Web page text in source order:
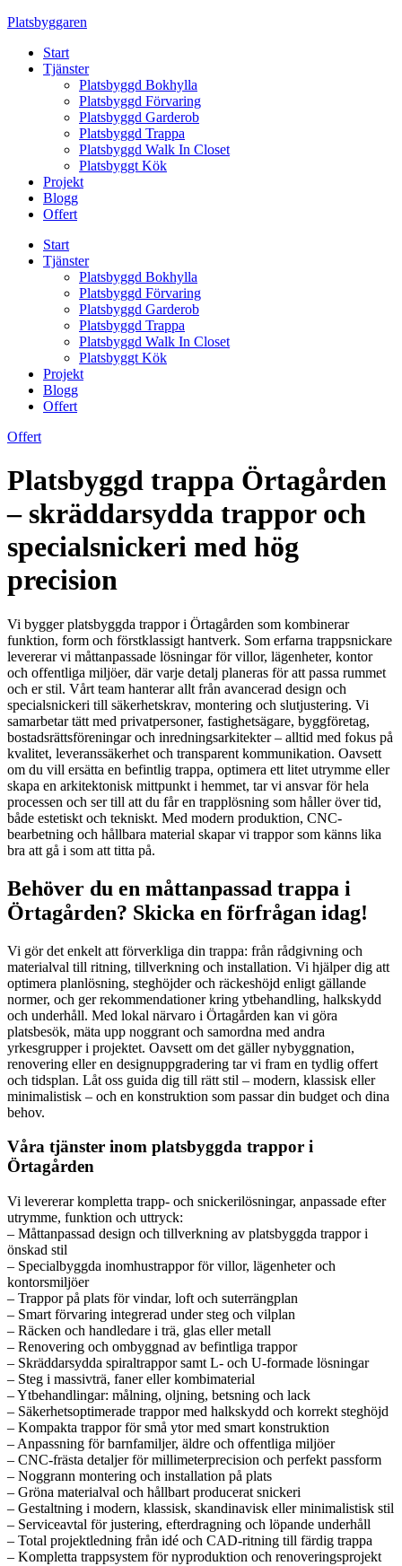
Skip
content
Platsbyggaren
Start
Tjänster
Platsbyggd Bokhylla
Platsbyggd Förvaring
Platsbyggd Garderob
Platsbyggd Trappa
Platsbyggd Walk In Closet
Platsbyggt Kök
Projekt
Blogg
Offert
Start
Tjänster
Platsbyggd Bokhylla
Platsbyggd Förvaring
Platsbyggd Garderob
Platsbyggd Trappa
Platsbyggd Walk In Closet
Platsbyggt Kök
Projekt
Blogg
Offert
Offert
Platsbyggd trappa Örtagården
– skräddarsydda trappor och
specialsnickeri med hög
precision
Vi bygger platsbyggda trappor i Örtagården som kombinerar
funktion, form och förstklassigt hantverk. Som erfarna trappsnickare
levererar vi måttanpassade lösningar för villor, lägenheter, kontor
och offentliga miljöer, där varje detalj planeras för att passa rummet
och er stil. Vårt team hanterar allt från avancerad design och
specialsnickeri till säkerhetskrav, montering och slutjustering. Vi
samarbetar tätt med privatpersoner, fastighetsägare, byggföretag,
bostadsrättsföreningar och inredningsarkitekter – alltid med fokus på
kvalitet, leveranssäkerhet och transparent kommunikation. Oavsett
om du vill ersätta en befintlig trappa, optimera ett litet utrymme eller
skapa en arkitektonisk mittpunkt i hemmet, tar vi ansvar för hela
processen och ser till att du får en trapplösning som håller över tid,
både estetiskt och tekniskt. Med modern produktion, CNC-
bearbetning och hållbara material skapar vi trappor som känns lika
bra att gå i som att titta på.
Behöver du en måttanpassad trappa i
Örtagården? Skicka en förfrågan idag!
Vi gör det enkelt att förverkliga din trappa: från rådgivning och
materialval till ritning, tillverkning och installation. Vi hjälper dig att
optimera planlösning, steghöjder och räckeshöjd enligt gällande
normer, och ger rekommendationer kring ytbehandling, halkskydd
och underhåll. Med lokal närvaro i Örtagården kan vi göra
platsbesök, mäta upp noggrant och samordna med andra
yrkesgrupper i projektet. Oavsett om det gäller nybyggnation,
renovering eller en designuppgradering tar vi fram en tydlig offert
och tidsplan. Låt oss guida dig till rätt stil – modern, klassisk eller
minimalistisk – och en konstruktion som passar din budget och dina
behov.
Våra tjänster inom platsbyggda trappor i
Örtagården
Vi levererar kompletta trapp- och snickerilösningar, anpassade efter
utrymme, funktion och uttryck:
– Måttanpassad design och tillverkning av platsbyggda trappor i
önskad stil
– Specialbyggda inomhustrappor för villor, lägenheter och
kontorsmiljöer
– Trappor på plats för vindar, loft och suterrängplan
– Smart förvaring integrerad under steg och vilplan
– Räcken och handledare i trä, glas eller metall
– Renovering och ombyggnad av befintliga trappor
– Skräddarsydda spiraltrappor samt L- och U-formade lösningar
– Steg i massivträ, faner eller kombimaterial
– Ytbehandlingar: målning, oljning, betsning och lack
– Säkerhetsoptimerade trappor med halkskydd och korrekt steghöjd
– Kompakta trappor för små ytor med smart konstruktion
– Anpassning för barnfamiljer, äldre och offentliga miljöer
– CNC-frästa detaljer för millimeterprecision och perfekt passform
– Noggrann montering och installation på plats
– Gröna materialval och hållbart producerat snickeri
– Gestaltning i modern, klassisk, skandinavisk eller minimalistisk stil
– Serviceavtal för justering, efterdragning och löpande underhåll
– Total projektledning från idé och CAD-ritning till färdig trappa
– Kompletta trappsystem för nyproduktion och renoveringsprojekt